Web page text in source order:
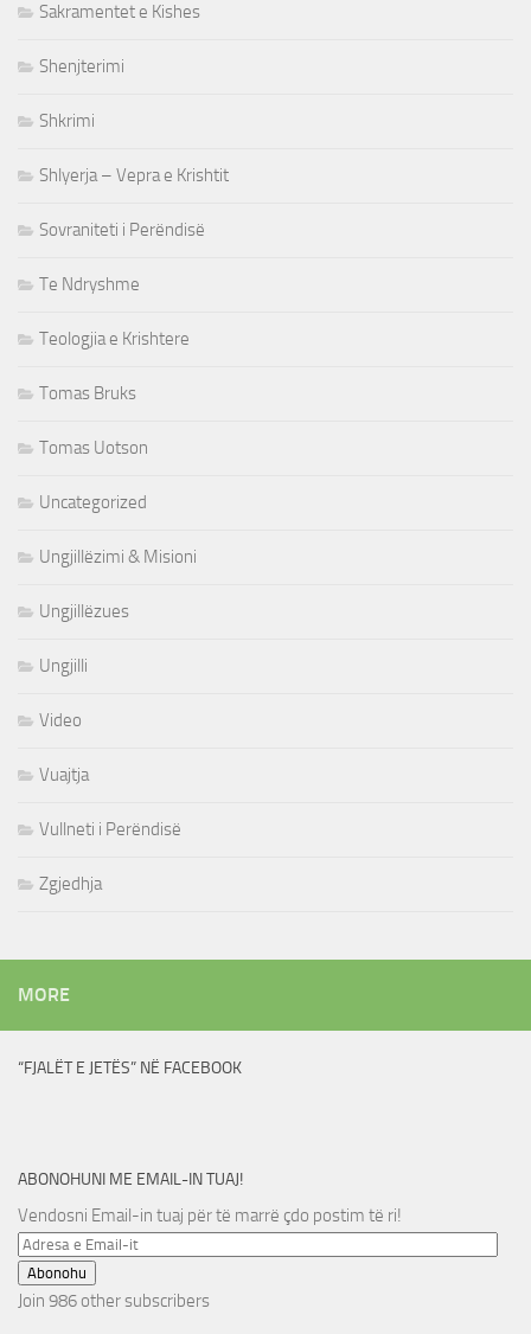
Sakramentet e Kishes
Shenjterimi
Shkrimi
Shlyerja – Vepra e Krishtit
Sovraniteti i Perëndisë
Te Ndryshme
Teologjia e Krishtere
Tomas Bruks
Tomas Uotson
Uncategorized
Ungjillëzimi & Misioni
Ungjillëzues
Ungjilli
Video
Vuajtja
Vullneti i Perëndisë
Zgjedhja
MORE
“FJALËT E JETËS” NË FACEBOOK
ABONOHUNI ME EMAIL-IN TUAJ!
Vendosni Email-in tuaj për të marrë çdo postim të ri!
Adresa
e
Email-
Abonohu
Join 986 other subscribers